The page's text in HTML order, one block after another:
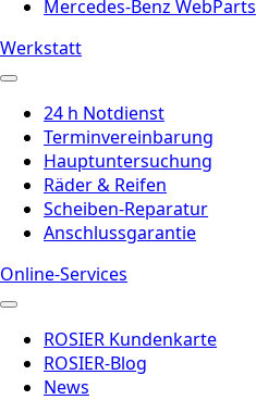
Mercedes-Benz WebParts
Werkstatt
24 h Notdienst
Terminvereinbarung
Hauptuntersuchung
Räder & Reifen
Scheiben-Reparatur
Anschlussgarantie
Online-Services
ROSIER Kundenkarte
ROSIER-Blog
News